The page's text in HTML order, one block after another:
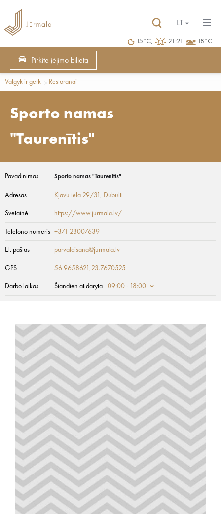
15°C, 21:21 18°C
LT
Pirkite įėjimo bilietą
Valgyk ir gerk Restoranai
Sporto namas
"Taurenītis"
Pavadinimas Sporto namas "Taurenītis"
Adresas Kļavu iela 29/31 , Dubulti
Svetainė https://www.jurmala.lv/
Telefono numeris +371 28007639
El. paštas parvaldisana@jurmala.lv
GPS 56.9658621,23.7670525
Darbo laikas Šiandien atidaryta 09:00 - 18:00